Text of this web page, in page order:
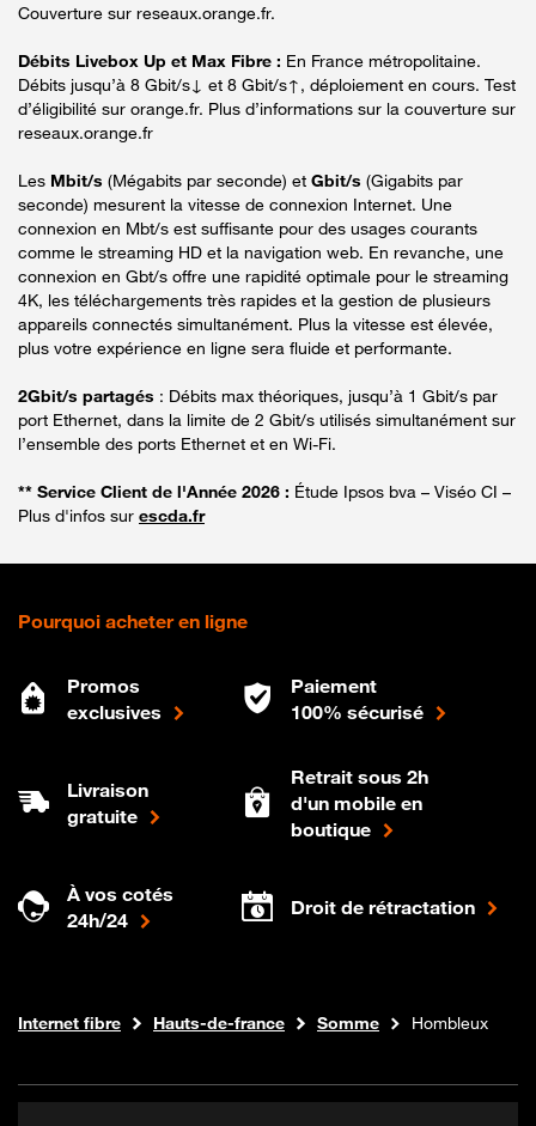
Couverture sur reseaux.orange.fr.
Débits Livebox Up et Max Fibre : En France métropolitaine.
Débits jusqu’à 8 Gbit/s↓ et 8 Gbit/s↑, déploiement en cours. Test
d’éligibilité sur orange.fr. Plus d’informations sur la couverture sur
reseaux.orange.fr
Les Mbit/s (Mégabits par seconde) et Gbit/s (Gigabits par
seconde) mesurent la vitesse de connexion Internet. Une
connexion en Mbt/s est suffisante pour des usages courants
comme le streaming HD et la navigation web. En revanche, une
connexion en Gbt/s offre une rapidité optimale pour le streaming
4K, les téléchargements très rapides et la gestion de plusieurs
appareils connectés simultanément. Plus la vitesse est élevée,
plus votre expérience en ligne sera fluide et performante.
2Gbit/s partagés : Débits max théoriques, jusqu’à 1 Gbit/s par
port Ethernet, dans la limite de 2 Gbit/s utilisés simultanément sur
l’ensemble des ports Ethernet et en Wi-Fi.
** Service Client de l'Année 2026 : Étude Ipsos bva – Viséo CI –
Plus d'infos sur escda.fr
Pourquoi acheter en ligne
Promos
exclusives
Paiement
100% sécurisé
Livraison
gratuite
Retrait sous 2h
d'un mobile en
boutique
À vos cotés
24h/24
Droit de rétractation
Boutique Orange
Internet fibre Hauts-de-france Somme Hombleux